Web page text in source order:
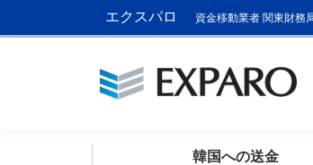
エクスパロ 資金移動業者 関東財務
韓国への送金